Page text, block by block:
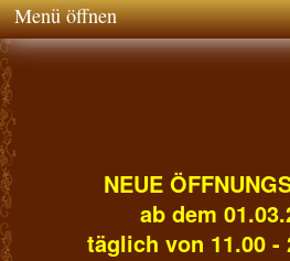
Menü öffnen
NEUE
ab dem
täglich von 11.00 -